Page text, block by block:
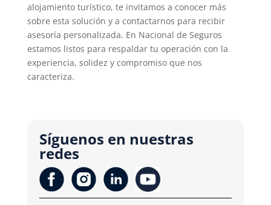
alojamiento turístico, te invitamos a conocer más
sobre esta solución y a contactarnos para recibir
asesoría personalizada. En Nacional de Seguros
estamos listos para respaldar tu operación con la
experiencia, solidez y compromiso que nos
caracteriza.
Síguenos en nuestras
redes